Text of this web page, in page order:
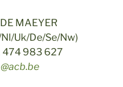
MAEYER
Uk/De/Se/Nw)
474 983 627